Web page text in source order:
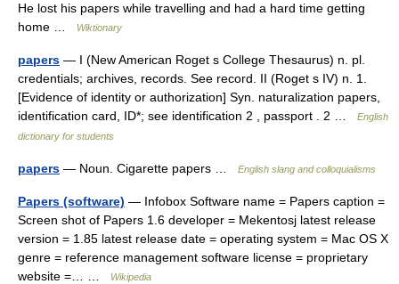
He lost his papers while travelling and had a hard time getting
home …
Wiktionary
papers — I (New American Roget s College Thesaurus) n. pl.
credentials; archives, records. See record. II (Roget s IV) n. 1.
[Evidence of identity or authorization] Syn. naturalization papers,
identification card, ID*; see identification 2 , passport . 2 …
English
dictionary for students
papers — Noun. Cigarette papers … English slang and colloquialisms
Papers (software) — Infobox Software name = Papers caption =
Screen shot of Papers 1.6 developer = Mekentosj latest release
version = 1.85 latest release date = operating system = Mac OS X
genre = reference management software license = proprietary
website =… …
Wikipedia